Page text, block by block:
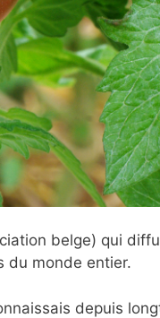
belge) qui
du monde entier.
depuis